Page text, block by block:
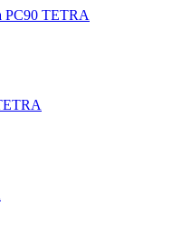
PC90 TETRA